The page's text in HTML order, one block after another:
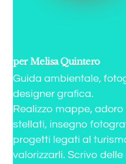
per Melisa Quintero
Guida ambientale,
designer grafica.
Realizzo mappe,
stellati, insegno
progetti legati al
valorizzarli. Scrivo